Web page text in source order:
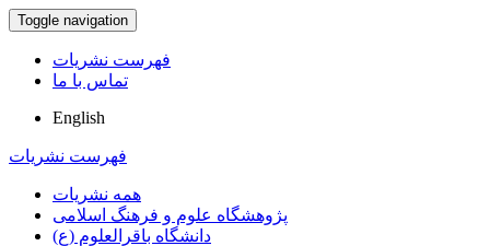
Toggle navigation
فهرست نشریات
تماس با ما
English
فهرست نشریات
همه نشریات
پژوهشگاه علوم و فرهنگ اسلامی
دانشگاه باقرالعلوم (ع)